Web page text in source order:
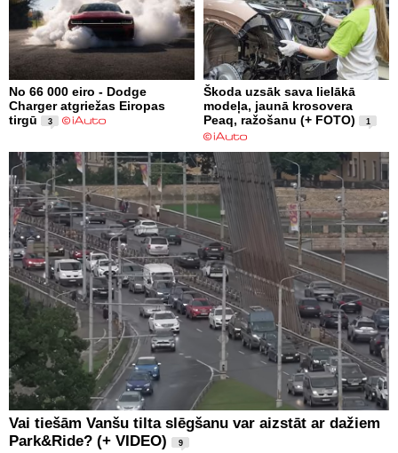
No 66 000 eiro - Dodge
Charger atgriežas Eiropas
tirgū
3
Škoda uzsāk sava lielākā
modeļa, jaunā krosovera
Peaq, ražošanu (+ FOTO)
1
Vai tiešām Vanšu tilta slēgšanu var aizstāt ar dažiem
Park&Ride? (+ VIDEO)
9